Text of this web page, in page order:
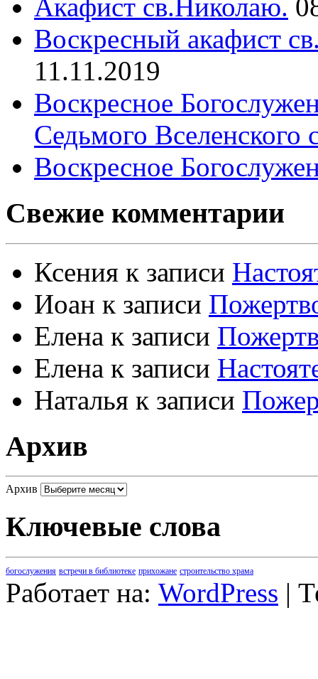
Акафист св.Николаю.
Воскресный акафист
11.11.2019
Воскресное
Седьмого Вселенского
Воскресное
Свежие комментарии
Ксения к записи
Иоан к записи
Елена к записи
Елена к записи
Наталья к записи
Архив
Архив
Ключевые слова
богослужения встречи в библиотеке прихожане строительство храма
Работает на: WordPress |